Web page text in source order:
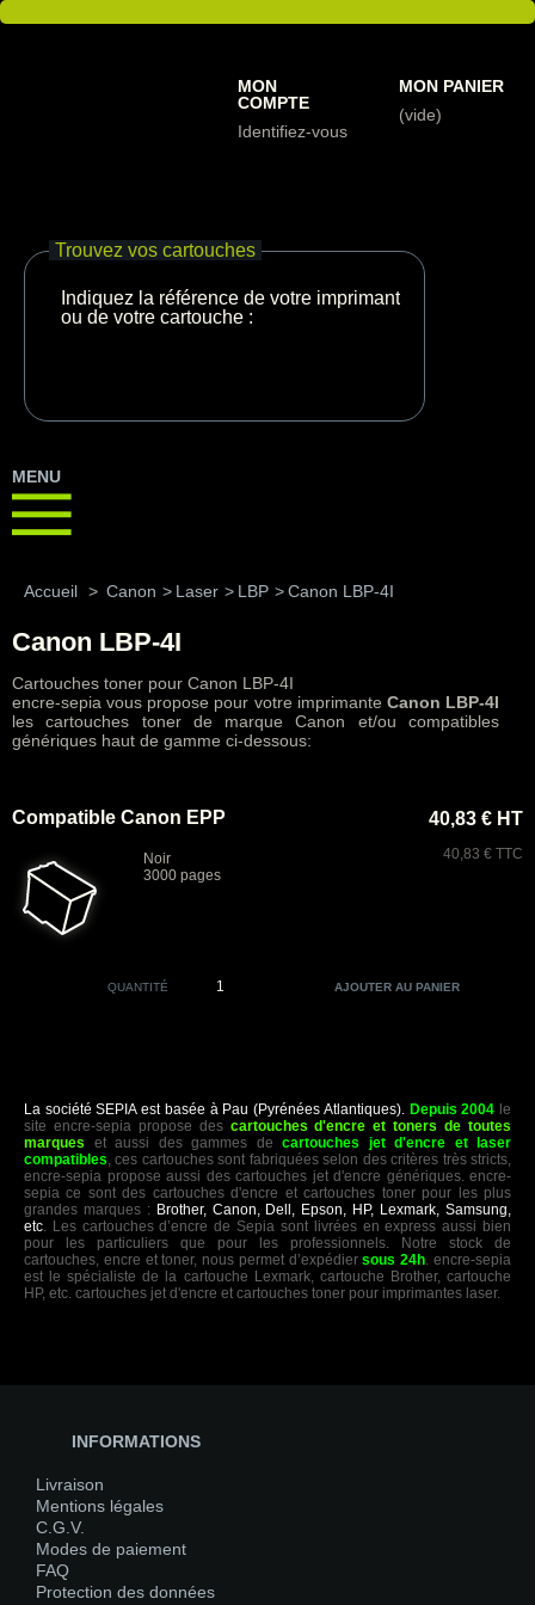
MON
COMPTE
Identifiez-vous
MON PANIER
(vide)
Trouvez vos cartouches
Indiquez la référence de votre imprimante
ou de votre cartouche :
MENU
Accueil > Canon > Laser > LBP >Canon LBP-4I
Canon LBP-4I
Cartouches toner pour Canon LBP-4I
encre-sepia vous propose pour votre imprimante Canon LBP-4I
les cartouches toner de marque Canon et/ou compatibles
génériques haut de gamme ci-dessous:
Compatible Canon EPP
Noir
3000 pages
40,83 € HT
40,83 € TTC
QUANTITÉ
La société SEPIA est basée à Pau (Pyrénées Atlantiques). Depuis 2004 le
site encre-sepia propose des cartouches d'encre et toners de toutes
marques et aussi des gammes de cartouches jet d'encre et laser
compatibles, ces cartouches sont fabriquées selon des critères très stricts,
encre-sepia propose aussi des cartouches jet d'encre génériques. encre-
sepia ce sont des cartouches d'encre et cartouches toner pour les plus
grandes marques : Brother, Canon, Dell, Epson, HP, Lexmark, Samsung,
etc. Les cartouches d’encre de Sepia sont livrées en express aussi bien
pour les particuliers que pour les professionnels. Notre stock de
cartouches, encre et toner, nous permet d’expédiersous 24h. encre-sepia
est le spécialiste de la cartouche Lexmark, cartouche Brother, cartouche
HP, etc. cartouches jet d'encre et cartouches toner pour imprimantes laser.
INFORMATIONS
Livraison
Mentions légales
C.G.V.
Modes de paiement
FAQ
Protection des données